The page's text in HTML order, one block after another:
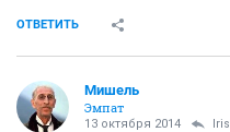
ОТВЕТИТЬ
Мишель
Эмпат
13 октября 2014